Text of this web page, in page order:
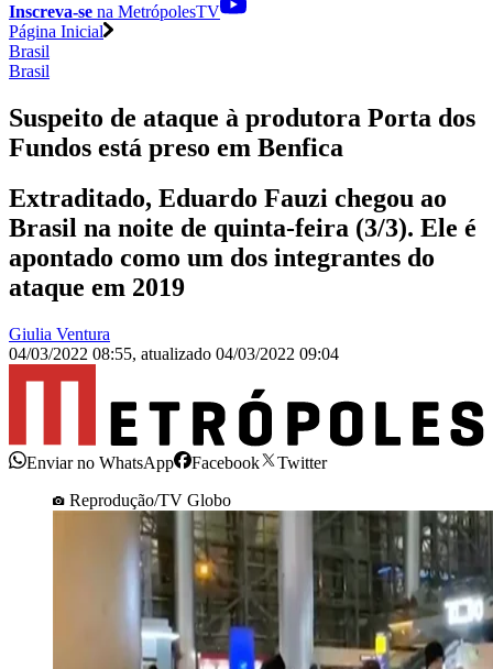
Inscreva-se na MetrópolesTV
Página Inicial
Brasil
Brasil
Suspeito de ataque à produtora Porta dos
Fundos está preso em Benfica
Extraditado, Eduardo Fauzi chegou ao
Brasil na noite de quinta-feira (3/3). Ele é
apontado como um dos integrantes do
ataque em 2019
Giulia Ventura
04/03/2022 08:55, atualizado 04/03/2022 09:04
Enviar no WhatsApp Facebook
Twitter
Reprodução/TV Globo